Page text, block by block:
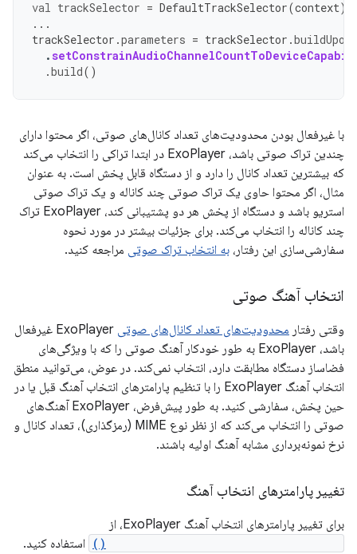
val trackSelector = DefaultTrackSelector(context)
...
trackSelector .parameters = trackSelector .
.
.build()
با غیرفعال بودن محدودیت‌های تعداد کانال‌های صوتی، اگر محتوا دارای
چندین تراک صوتی باشد، ExoPlayer در ابتدا تراکی را انتخاب می‌کند
که بیشترین تعداد کانال را دارد و از دستگاه قابل پخش است. به عنوان
مثال، اگر محتوا حاوی یک تراک صوتی چند کاناله و یک تراک صوتی
استریو باشد و دستگاه از پخش هر دو پشتیبانی کند، ExoPlayer تراک
چند کاناله را انتخاب می‌کند. برای جزئیات بیشتر در مورد نحوه
سفارشی‌سازی این رفتار، به انتخاب تراک صوتی مراجعه کنید.
انتخاب آهنگ صوتی
وقتی رفتار محدودیت‌های تعداد کانال‌های صوتی
ExoPlayer غیرفعال
باشد، ExoPlayer به طور خودکار آهنگ صوتی را که با ویژگی‌های
فضاساز دستگاه مطابقت دارد، انتخاب نمی‌کند. در عوض، می‌توانید منطق
انتخاب آهنگ ExoPlayer را با تنظیم پارامترهای انتخاب آهنگ قبل یا در
حین پخش، سفارشی کنید. به طور پیش‌فرض، ExoPlayer آهنگ‌های
صوتی را انتخاب می‌کند که از نظر نوع MIME (رمزگذاری)، تعداد کانال و
نرخ نمونه‌برداری مشابه آهنگ اولیه باشند.
تغییر پارامترهای انتخاب آهنگ
برای تغییر پارامترهای انتخاب آهنگ ExoPlayer، از
استفاده کنید.